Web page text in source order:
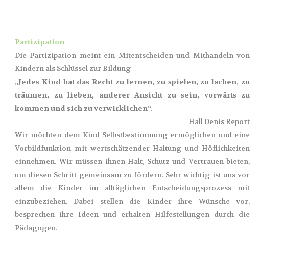
Partizipation
Die Partizipation meint ein Mitentscheiden und Mithandeln von
Kindern als Schlüssel zur Bildung
„Jedes Kind hat das Recht zu lernen, zu spielen, zu lachen, zu
träumen, zu lieben, anderer Ansicht zu sein, vorwärts zu
kommen und sich zu verwirklichen“.
Hall Denis Report
Wir möchten dem Kind Selbstbestimmung ermöglichen und eine
Vorbildfunktion mit wertschätzender Haltung und Höflichkeiten
einnehmen. Wir müssen ihnen Halt, Schutz und Vertrauen bieten,
um diesen Schritt gemeinsam zu fördern. Sehr wichtig ist uns vor
allem die Kinder im alltäglichen Entscheidungsprozess mit
einzubeziehen. Dabei stellen die Kinder ihre Wünsche vor,
besprechen ihre Ideen und erhalten Hilfestellungen durch die
Pädagogen.